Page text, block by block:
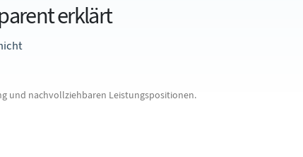
erklärt
und nachvollziehbaren Leistungspositionen.